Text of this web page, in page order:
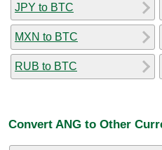
JPY to BTC
MXN to BTC
RUB to BTC
Convert ANG to Other